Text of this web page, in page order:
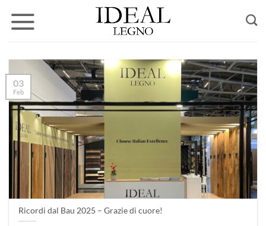
Ricordi dal Bau 2025 – Grazie di cuore!
03
Feb